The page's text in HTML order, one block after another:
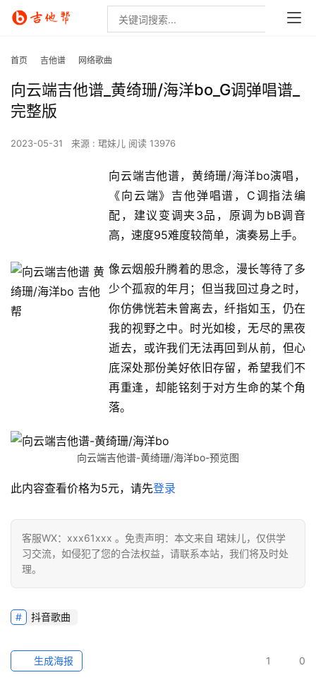
首页 吉他谱 网络歌曲
向云端吉他谱_黄绮珊/海洋bo_G调弹唱谱_
完整版
2023-05-31 来源 : 珺妹儿 阅读 13976
向云端吉他谱，黄绮珊/海洋bo演唱，
《向云端》吉他弹唱谱，C调指法编
配，建议变调夹3品，原调为bB调音
高，速度95难度较简单，演奏易上手。
像云烟般升腾着的思念，漫长等待了多
少个孤寂的年月；但当我回过身之时，
你仿佛恍若未曾离去，纤指如玉，仍在
我的视野之中。时光如梭，无尽的黑夜
逝去，或许我们无法再回到从前，但心
底深处那份美好依旧存留，希望我们不
再重逢，却能铭刻于对方生命的某个角
落。
向云端吉他谱-黄绮珊/海洋bo-预览图
此内容查看价格为5元，请先登录
客服WX：xxx61xxx 。免责声明：本文来自 珺妹儿，仅供学
习交流，如侵犯了您的合法权益，请联系本站，我们将及时处
理。
抖音歌曲
1 0
生成海报